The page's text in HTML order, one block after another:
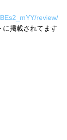
review/
に掲載されてます